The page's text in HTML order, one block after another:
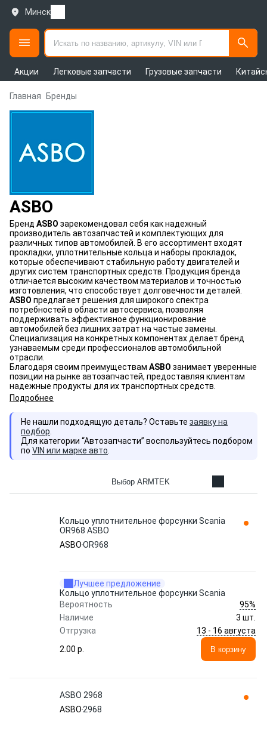
Минск
Акции Легковые запчасти Грузовые запчасти
Главная Бренды
ASBO
Бренд ASBO зарекомендовал себя как надежный
производитель автозапчастей и комплектующих для
различных типов автомобилей. В его ассортимент входят
прокладки, уплотнительные кольца и наборы прокладок,
которые обеспечивают стабильную работу двигателей и
других систем транспортных средств. Продукция бренда
отличается высоким качеством материалов и точностью
изготовления, что способствует долговечности деталей.
ASBO предлагает решения для широкого спектра
потребностей в области автосервиса, позволяя
поддерживать эффективное функционирование
автомобилей без лишних затрат на частые замены.
Специализация на конкретных компонентах делает бренд
узнаваемым среди профессионалов автомобильной
отрасли.
Благодаря своим преимуществам ASBO занимает уверенные
позиции на рынке автозапчастей, предоставляя клиентам
надежные продукты для их транспортных средств.
Подробнее
Не нашли подходящую деталь? Оставьте заявку на
подбор
Для категории “Автозапчасти” воспользуйтесь подбором
по VIN или марке авто
Выбор ARMTEK
Кольцо уплотнительное форсунки Scania
OR968 ASBO
ASBOOR968
Лучшее предложение
Кольцо уплотнительное форсунки Scania
Вероятность
95%
Наличие
3 шт.
Отгрузка
13 - 16 августа
2.00 p.
В корзину
ASBO 2968
ASBO 2968